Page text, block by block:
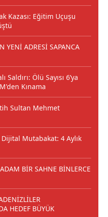
Kazası: Eğitim Uçuşu
YENİ ADRESİ SAPANCA
Ölü Sayısı 6’ya
Kınama
Sultan Mehmet
Mutabakat: 4 Aylık
BİR SAHNE BİNLERCE
HEDEF BÜYÜK